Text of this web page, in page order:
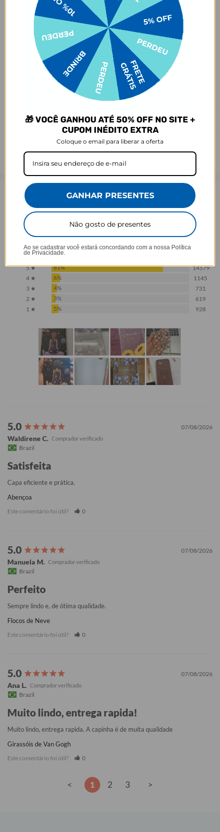
Ei, atenção aí!
Antes de garantir seu acessório, dá uma conferida no modelo do
seu celular! Os modelos 5G geralmente têm telas maiores que as
outras versões, então certifique-se de que o seu escolhido vai
encaixar direitinho. Fique de olho e escolha certinho para tudo
combinar com seu smartphone! 😎📱
*Imagens meramente ilustrativas, o produto final pode sofrer uma
leve variação de cor/tonalidade.
Prazo de Postagem
Opinião dos consumidores
4,5 Baseado em 18.002 Avaliações
5 ★ 81%
14579
4 ★
6%
1145
3 ★
4%
731
2 ★
3%
619
1 ★
5% 928
07/08/2026
Waldirene C.
Brazil
Satisfeita
Capa eficiente e prática.
Abençoa
Este comentário foi útil? 0
07/08/2026
Manuela M.
Brazil
Perfeito
Sempre lindo e, de ótima qualidade.
Flocos de Neve
Este comentário foi útil? 0
07/08/2026
Ana L.
Brazil
Muito lindo, entrega rapida!
Muito lindo, entrega rapida. A capinha é de muita qualidade
Girassóis de Van Gogh
Este comentário foi útil? 0
< 1 2 3 >
🎁 VOCÊ GANHOU ATÉ 50% OFF NO SITE +
CUPOM INÉDITO EXTRA
Coloque o email para liberar a oferta
GANHAR PRESENTES
Não gosto de presentes
Ao se cadastrar você estará concordando com a nossa Política
de Privacidade.